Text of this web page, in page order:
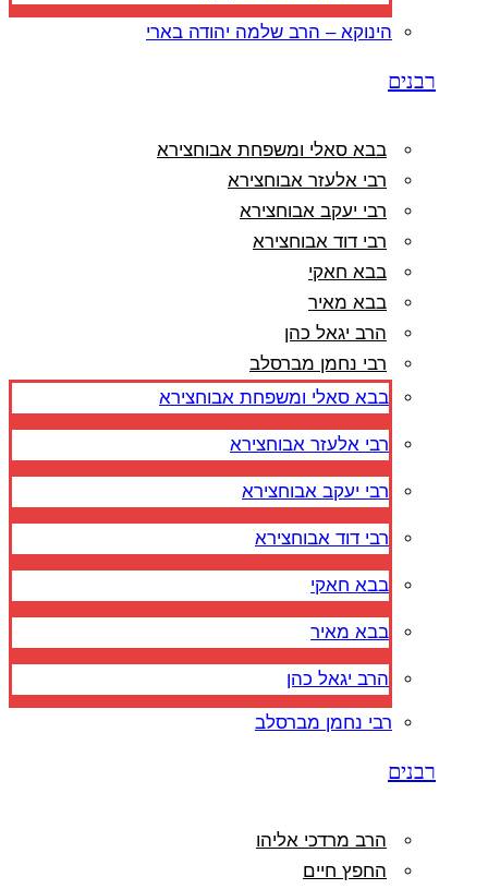
הינוקא – הרב שלמה יהודה בארי
רבנים
בבא סאלי ומשפחת אבוחצירא
רבי אלעזר אבוחצירא
רבי יעקב אבוחצירא
רבי דוד אבוחצירא
בבא חאקי
בבא מאיר
הרב יגאל כהן
רבי נחמן מברסלב
בבא סאלי ומשפחת אבוחצירא
רבי אלעזר אבוחצירא
רבי יעקב אבוחצירא
רבי דוד אבוחצירא
בבא חאקי
בבא מאיר
הרב יגאל כהן
רבי נחמן מברסלב
רבנים
הרב מרדכי אליהו
החפץ חיים